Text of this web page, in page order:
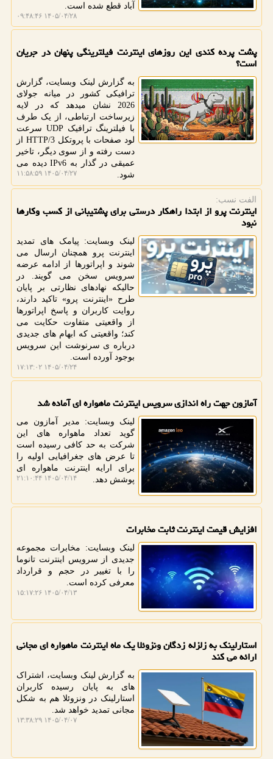
آباد قطع شده است.
۱۴۰۵/۰۴/۲۸ ۰۹:۴۸:۴۶
پشت پرده کندی این روزهای اینترنت فیلترینگی پنهان در جریان
است؟
به گزارش لینک وبسایت، گزارش
ترافیکی کشور در میانه جولای
2026 نشان میدهد که در لایه
زیرساخت ارتباطی، از یک طرف
با فیلترینگ ترافیک UDP سرعت
لود صفحات با پروتکل HTTP/3 از
دست رفته و از سوی دیگر، تاخیر
عمیقی در گذار به IPv6 دیده می
شود.
۱۴۰۵/۰۴/۲۷ ۱۱:۵۸:۵۹
الفت نسب:
اینترنت پرو از ابتدا راهکار درستی برای پشتیبانی از کسب وکارها
نبود
لینک وبسایت: پیامک های تمدید
اینترنت پرو همچنان ارسال می
شوند و اپراتورها از ادامه عرضه
سرویس سخن می گویند. در
حالیکه نهادهای نظارتی بر پایان
طرح «اینترنت پرو» تاکید دارند،
روایت کاربران و پاسخ اپراتورها
از واقعیتی متفاوت حکایت می
کند؛ واقعیتی که ابهام های جدیدی
درباره ی سرنوشت این سرویس
بوجود آورده است.
۱۴۰۵/۰۴/۲۴ ۱۷:۱۳:۰۲
آمازون جهت راه اندازی سرویس اینترنت ماهواره ای آماده شد
لینک وبسایت: مدیر آمازون می
گوید تعداد ماهواره های این
شرکت به حد کافی رسیده است
تا عرض های جغرافیایی اولیه را
برای ارایه اینترنت ماهواره ای
پوشش دهد.
۱۴۰۵/۰۴/۱۴ ۲۱:۱۰:۴۴
افزایش قیمت اینترنت ثابت مخابرات
لینک وبسایت: مخابرات مجموعه
جدیدی از سرویس اینترنت تانوما
را با تغییر در حجم و قرارداد
معرفی کرده است.
۱۴۰۵/۰۴/۱۳ ۱۵:۱۷:۲۶
استارلینک به زلزله زدگان ونزوئلا یک ماه اینترنت ماهواره ای مجانی
ارائه می کند
به گزارش لینک وبسایت، اشتراک
های به پایان رسیده کاربران
استارلینک در ونزوئلا هم به شکل
مجانی تمدید خواهد شد.
۱۴۰۵/۰۴/۰۷ ۱۳:۳۸:۲۹